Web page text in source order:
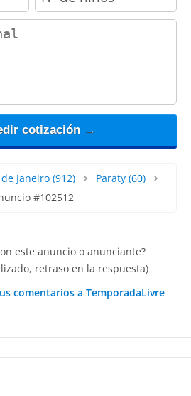
cotización →
Janeiro(912) Paraty (60)
#102512
este anuncio o anunciante?
retraso en la respuesta)
comentarios a TemporadaLivre